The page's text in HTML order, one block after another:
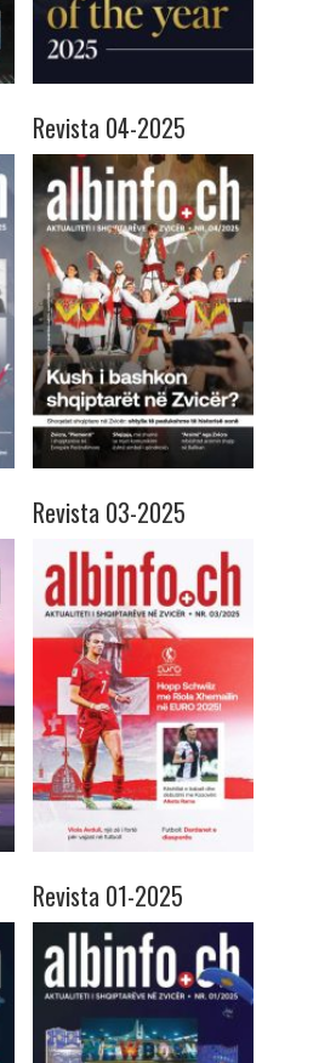
Revista 04-2025
Revista 03-2025
Revista 01-2025